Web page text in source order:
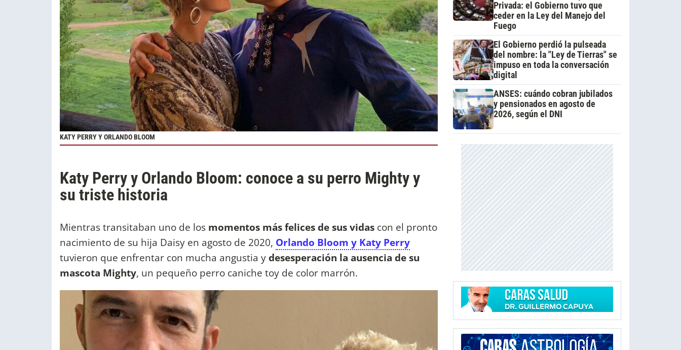
KATY PERRY Y ORLANDO BLOOM
Katy Perry y Orlando Bloom: conoce a su perro Mighty y
su triste historia
Mientras transitaban uno de los momentos más felices de sus vidas con el pronto
nacimiento de su hija Daisy en agosto de 2020, Orlando Bloom y Katy Perry
tuvieron que enfrentar con mucha angustia ydesesperación la ausencia de su
mascota Mighty, un pequeño perro caniche toy de color marrón.
Privada: el Gobierno tuvo que
ceder en la Ley del Manejo del
Fuego
El Gobierno perdió la pulseada
del nombre: la "Ley de Tierras" se
impuso en toda la conversación
digital
ANSES: cuándo cobran jubilados
y pensionados en agosto de
2026, según el DNI